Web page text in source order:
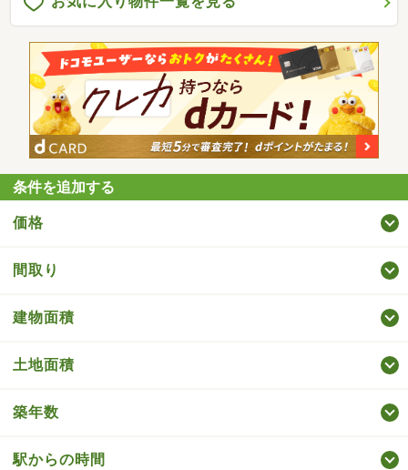
条件を追加する
価格
間取り
建物面積
土地面積
築年数
駅からの時間